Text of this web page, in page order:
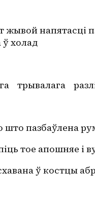
жывой напятасці
холад
трывалага
што пазбаўлена
тое апошняе і
ў костцы